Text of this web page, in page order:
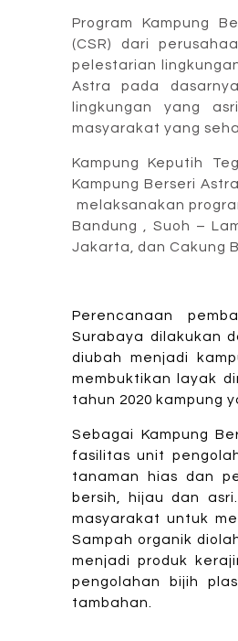
Program Kampung
(CSR) dari
pelestarian
Astra pada
lingkungan yang
masyarakat yang
Kampung Keputih
Kampung Berseri
melaksanakan
Bandung , Suoh –
Jakarta, dan Cakung
Perencanaan
Surabaya dilakukan
diubah menjadi
membuktikan layak
tahun 2020 kampung
Sebagai Kampung
fasilitas unit
tanaman hias dan
bersih, hijau dan
masyarakat untuk
Sampah organik
menjadi produk
pengolahan bijih
tambahan.